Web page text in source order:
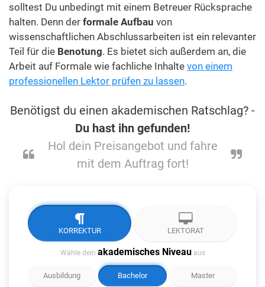
solltest Du unbedingt mit einem Betreuer Rücksprache
halten. Denn der formale Aufbau von
wissenschaftlichen Abschlussarbeiten ist ein relevanter
Teil für die Benotung. Es bietet sich außerdem an, die
Arbeit auf Formale wie fachliche Inhalte von einem
professionellen Lektor prüfen zu lassen.
Benötigst du einen akademischen Ratschlag? -
Du hast ihn gefunden!
Hol dein Preisangebot und fahre
mit dem Auftrag fort!
KORREKTUR LEKTORAT
Wähle dein akademisches Niveau aus
Ausbildung Bachelor Master